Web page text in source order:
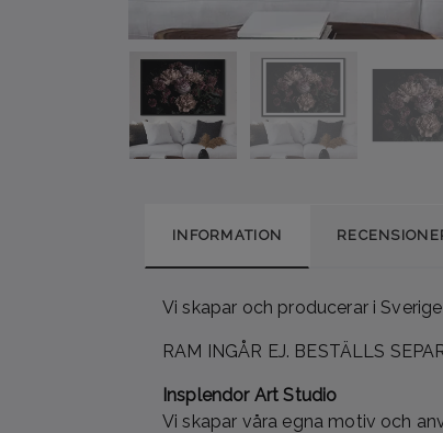
INFORMATION
Vi skapar och producerar i
RAM INGÅR EJ. BESTÄLLS
Insplendor Art Studio
Vi skapar våra egna motiv och